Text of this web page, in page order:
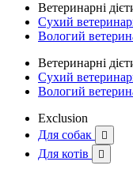
Ветеринарні
Сухий
Вологий
Ветеринарні
Сухий
Вологий
Exclusion
Для собак

Для котів 